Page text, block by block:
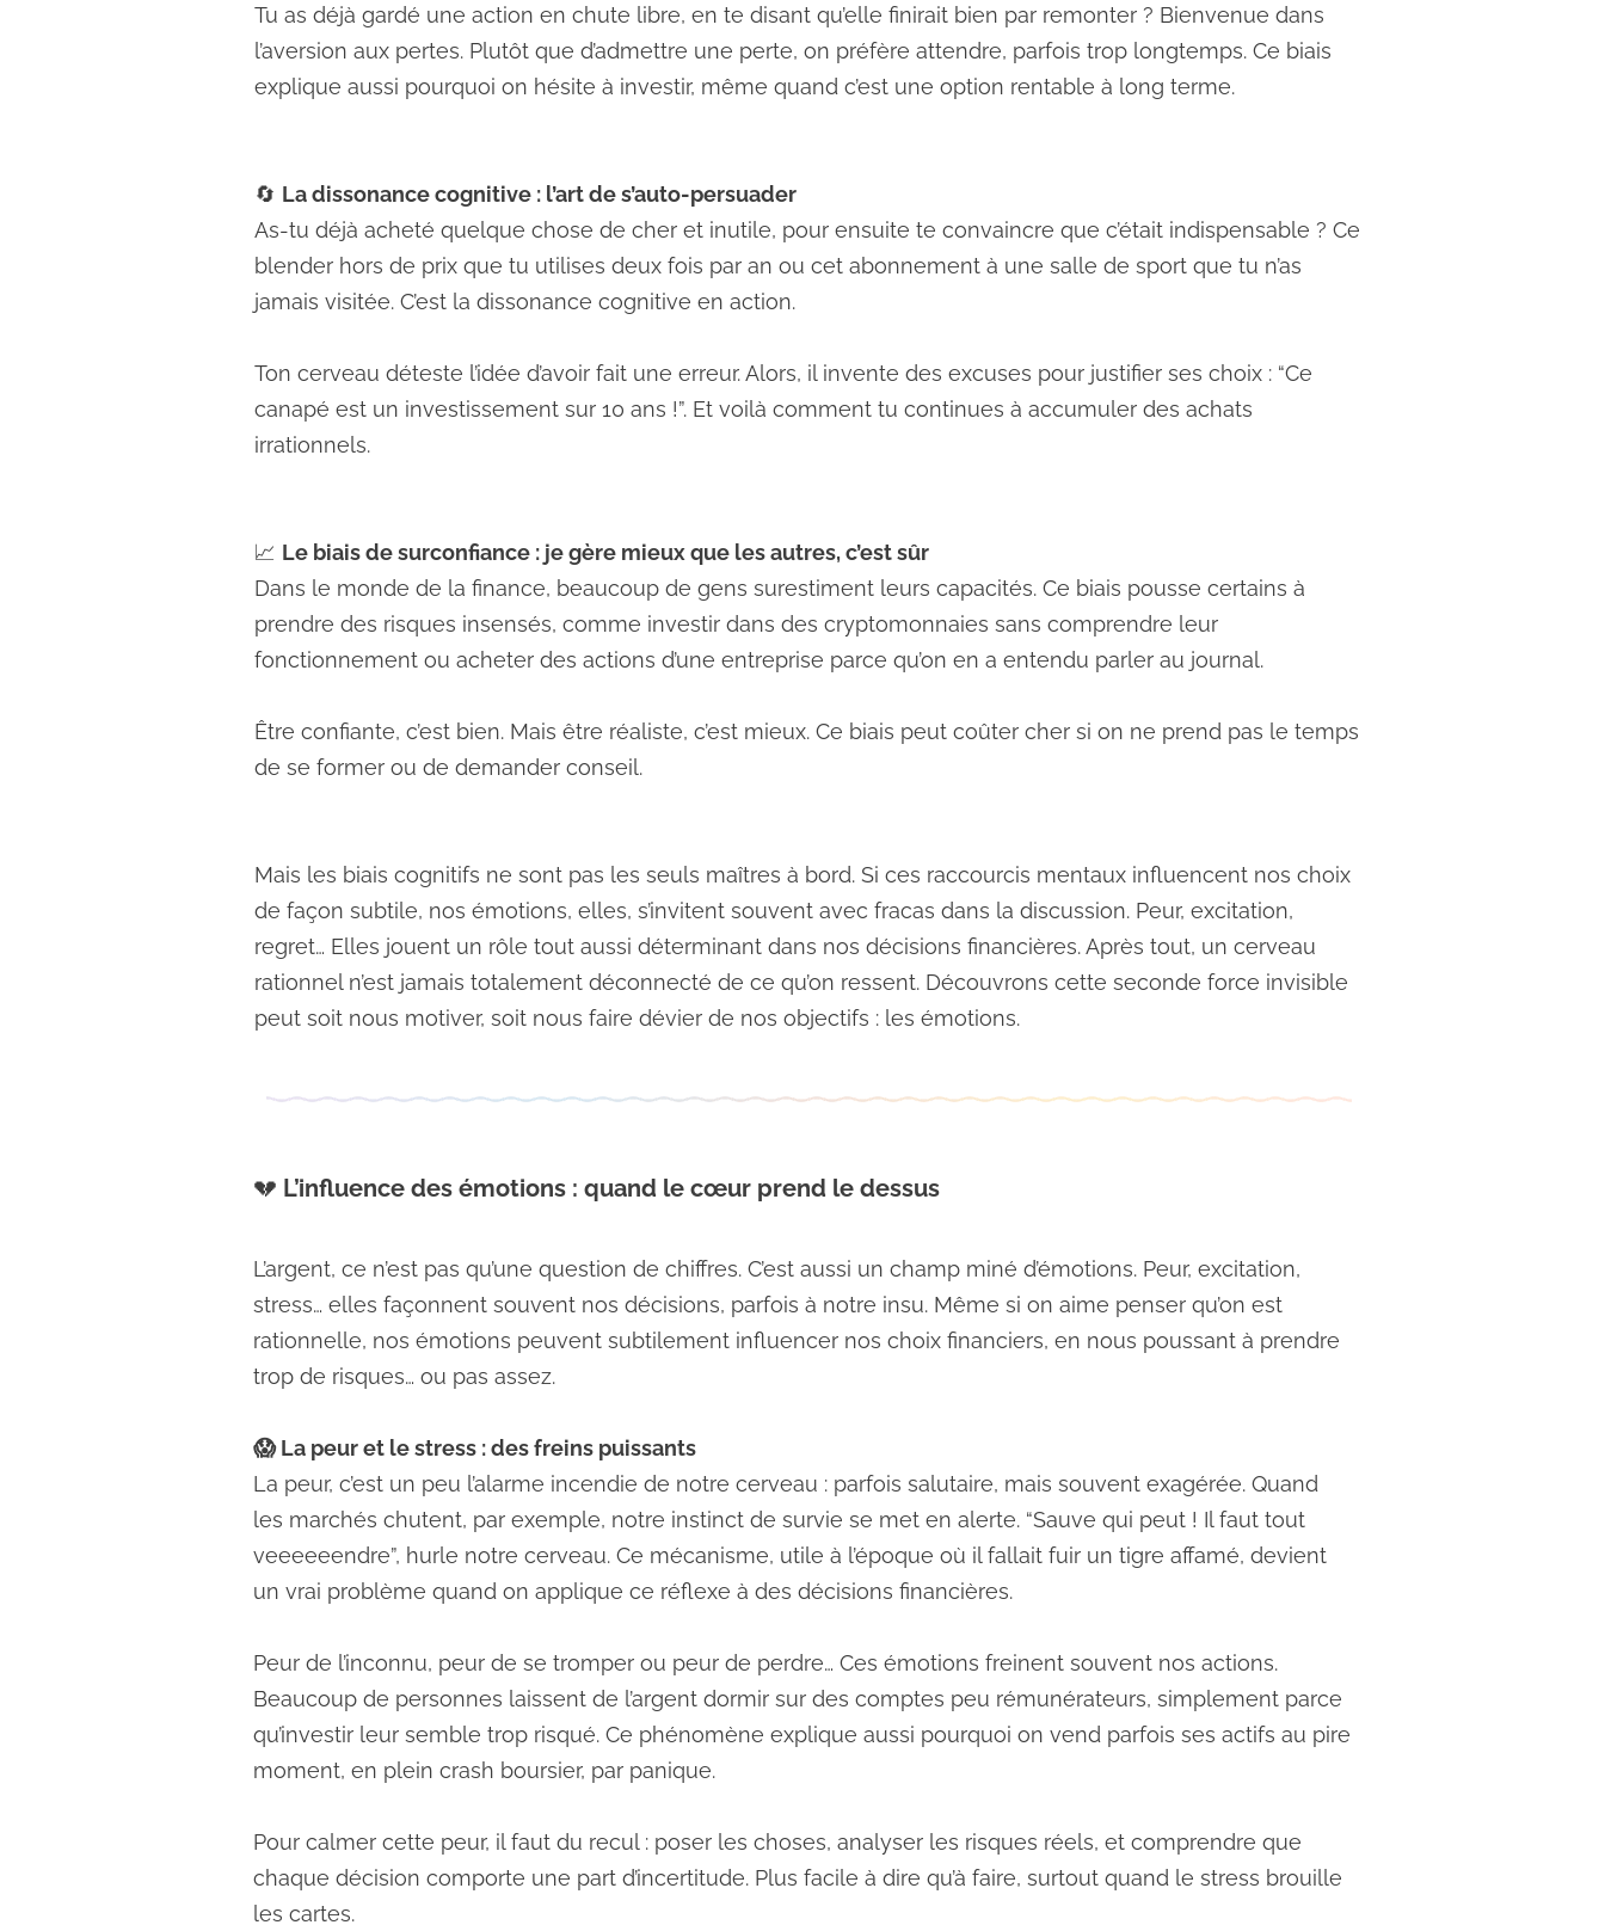
Tu as déjà gardé une action en chute libre, en te disant qu’elle finirait bien par remonter ? Bienvenue dans
l’aversion aux pertes. Plutôt que d’admettre une perte, on préfère attendre, parfois trop longtemps. Ce biais
explique aussi pourquoi on hésite à investir, même quand c’est une option rentable à long terme.
🔄 La dissonance cognitive : l’art de s’auto-persuader
As-tu déjà acheté quelque chose de cher et inutile, pour ensuite te convaincre que c’était indispensable ? Ce
blender hors de prix que tu utilises deux fois par an ou cet abonnement à une salle de sport que tu n’as
jamais visitée. C’est la dissonance cognitive en action.
Ton cerveau déteste l’idée d’avoir fait une erreur. Alors, il invente des excuses pour justifier ses choix : “Ce
canapé est un investissement sur 10 ans !”. Et voilà comment tu continues à accumuler des achats
irrationnels.
📈 Le biais de surconfiance : je gère mieux que les autres, c’est sûr
Dans le monde de la finance, beaucoup de gens surestiment leurs capacités. Ce biais pousse certains à
prendre des risques insensés, comme investir dans des cryptomonnaies sans comprendre leur
fonctionnement ou acheter des actions d’une entreprise parce qu’on en a entendu parler au journal.
Être confiante, c’est bien. Mais être réaliste, c’est mieux. Ce biais peut coûter cher si on ne prend pas le temps
de se former ou de demander conseil.
Mais les biais cognitifs ne sont pas les seuls maîtres à bord. Si ces raccourcis mentaux influencent nos choix
de façon subtile, nos émotions, elles, s’invitent souvent avec fracas dans la discussion. Peur, excitation,
regret… Elles jouent un rôle tout aussi déterminant dans nos décisions financières. Après tout, un cerveau
rationnel n’est jamais totalement déconnecté de ce qu’on ressent. Découvrons cette seconde force invisible
peut soit nous motiver, soit nous faire dévier de nos objectifs : les émotions.
💔 L’influence des émotions : quand le cœur prend le dessus
L’argent, ce n’est pas qu’une question de chiffres. C’est aussi un champ miné d’émotions. Peur, excitation,
stress… elles façonnent souvent nos décisions, parfois à notre insu. Même si on aime penser qu’on est
rationnelle, nos émotions peuvent subtilement influencer nos choix financiers, en nous poussant à prendre
trop de risques… ou pas assez.
😱 La peur et le stress : des freins puissants
La peur, c’est un peu l’alarme incendie de notre cerveau : parfois salutaire, mais souvent exagérée. Quand
les marchés chutent, par exemple, notre instinct de survie se met en alerte. “Sauve qui peut ! Il faut tout
veeeeeendre”, hurle notre cerveau. Ce mécanisme, utile à l’époque où il fallait fuir un tigre affamé, devient
un vrai problème quand on applique ce réflexe à des décisions financières.
Peur de l’inconnu, peur de se tromper ou peur de perdre… Ces émotions freinent souvent nos actions.
Beaucoup de personnes laissent de l’argent dormir sur des comptes peu rémunérateurs, simplement parce
qu’investir leur semble trop risqué. Ce phénomène explique aussi pourquoi on vend parfois ses actifs au pire
moment, en plein crash boursier, par panique.
Pour calmer cette peur, il faut du recul : poser les choses, analyser les risques réels, et comprendre que
chaque décision comporte une part d’incertitude. Plus facile à dire qu’à faire, surtout quand le stress brouille
les cartes.